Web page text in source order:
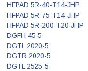
HFPAD 5R-40-T14-JHP
HFPAD 5R-75-T14-JHP
HFPAD 5R-200-T20-JHP
DGFH 45-5
DGTL 2020-5
DGTR 2020-5
DGTL 2525-5